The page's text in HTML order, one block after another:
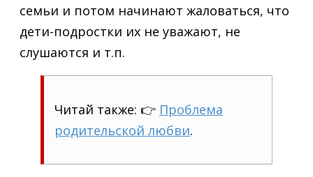
семьи и потом начинают жаловаться, что
дети-подростки их не уважают, не
слушаются и т.п.
Читай также: 👉 Проблема
родительской любви.